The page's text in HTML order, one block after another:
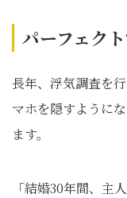
パーフェク
長年、浮気調査を
マホを隠すように
ます。
「結婚30年間、主